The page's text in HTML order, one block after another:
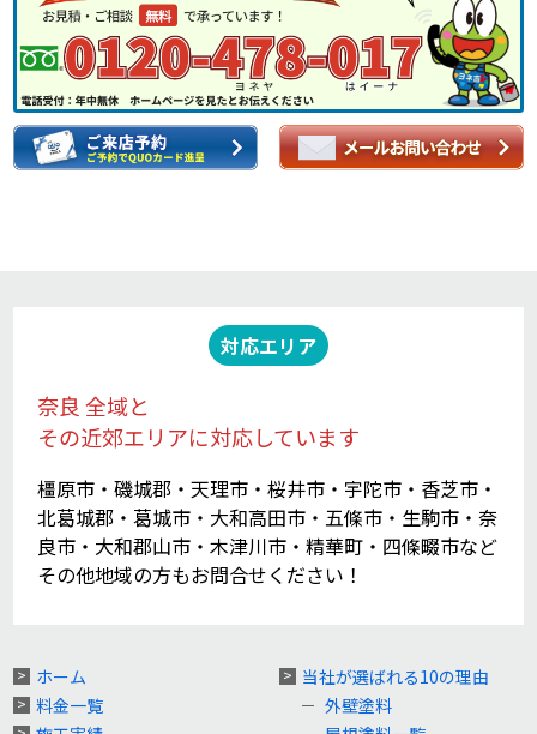
見積もりシミュレーション
対応エリア
奈良 全域と
その近郊エリアに対応しています
橿原市・磯城郡・天理市・桜井市・宇陀市・香芝市・
北葛城郡・葛城市・大和高田市・五條市・生駒市・奈
良市・大和郡山市・木津川市・精華町・四條畷市など
その他地域の方もお問合せください！
ホーム
料金一覧
当社が選ばれる10の理由
外壁塗料